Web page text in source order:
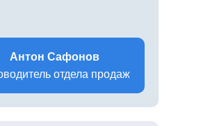
Антон Сафонов
отдела продаж